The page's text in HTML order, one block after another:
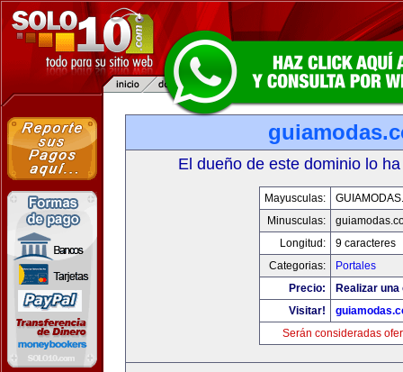
El dueño de este dominio lo
Mayusculas:
Minusculas:
Longitud:
9 caracteres
Categorias:
Portales
Precio:
Realizar
Visitar!
Serán consideradas